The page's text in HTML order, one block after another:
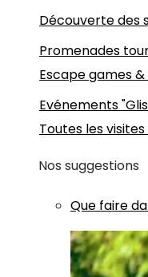
Découverte des
Promenades
Escape games &
Evénements
Toutes les
Nos suggestions
Que faire